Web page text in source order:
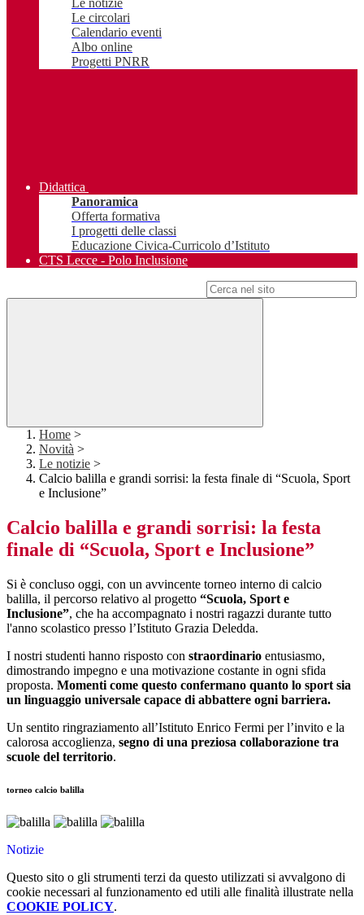
Le notizie
Le circolari
Calendario eventi
Albo online
Progetti PNRR
Didattica
Panoramica
Offerta formativa
I progetti delle classi
Educazione Civica-Curricolo d’Istituto
CTS Lecce - Polo Inclusione
Home >
Novità >
Le notizie >
Calcio balilla e grandi sorrisi: la festa finale di “Scuola, Sport
e Inclusione”
Calcio balilla e grandi sorrisi: la festa
finale di “Scuola, Sport e Inclusione”
Si è concluso oggi, con un avvincente torneo interno di calcio
balilla, il percorso relativo al progetto “Scuola, Sport e
Inclusione”, che ha accompagnato i nostri ragazzi durante tutto
l'anno scolastico presso l’Istituto Grazia Deledda.
I nostri studenti hanno risposto con straordinario entusiasmo,
dimostrando impegno e una motivazione costante in ogni sfida
proposta. Momenti come questo confermano quanto lo sport sia
un linguaggio universale capace di abbattere ogni barriera.
Un sentito ringraziamento all’Istituto Enrico Fermi per l’invito e la
calorosa accoglienza, segno di una preziosa collaborazione tra
scuole del territorio.
torneo calcio balilla
Notizie
Questo sito o gli strumenti terzi da questo utilizzati si avvalgono di
cookie necessari al funzionamento ed utili alle finalità illustrate nella
COOKIE POLICY.